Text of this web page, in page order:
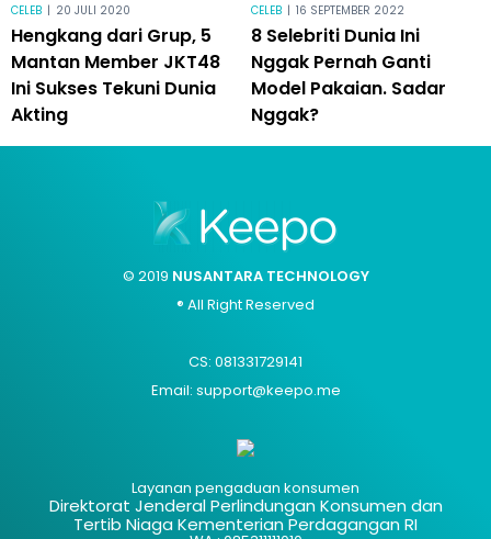
CELEB | 20 JULI 2020
Hengkang dari Grup, 5
Mantan Member JKT48
Ini Sukses Tekuni Dunia
Akting
CELEB | 16 SEPTEMBER 2022
8 Selebriti Dunia Ini
Nggak Pernah Ganti
Model Pakaian. Sadar
Nggak?
© 2019 NUSANTARA TECHNOLOGY
® All Right Reserved
CS: 081331729141
Email: support@keepo.me
Layanan pengaduan konsumen
Direktorat Jenderal Perlindungan Konsumen dan
Tertib Niaga Kementerian Perdagangan RI